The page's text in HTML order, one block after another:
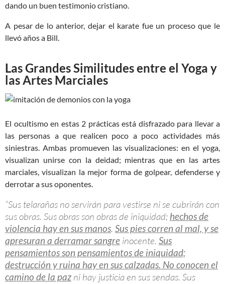
dando un buen testimonio cristiano.
A pesar de lo anterior, dejar el karate fue un proceso que le
llevó años a Bill.
Las Grandes Similitudes entre el Yoga y
las Artes Marciales
El ocultismo en estas 2 prácticas está disfrazado para llevar a
las personas a que realicen poco a poco actividades más
siniestras. Ambas promueven las visualizaciones: en el yoga,
visualizan unirse con la deidad; mientras que en las artes
marciales, visualizan la mejor forma de golpear, defenderse y
derrotar a sus oponentes.
“Sus telarañas no servirán para vestirse ni se cubrirán con
sus obras. Sus obras son obras de iniquidad; hechos de
violencia hay en sus manos. Sus pies corren al mal, y se
apresuran a derramar sangre inocente. Sus
pensamientos son pensamientos de iniquidad;
destrucción y ruina hay en sus calzadas. No conocen el
camino de la paz ni hay justicia en sus sendas. Sus